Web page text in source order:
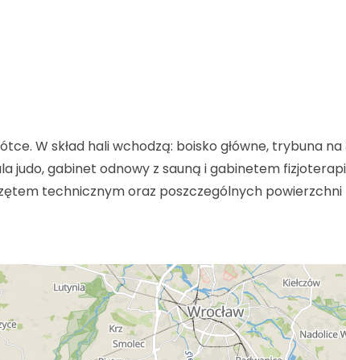
W skład hali wchodzą: boisko główne, trybuna na
judo, gabinet odnowy z sauną i gabinetem
technicznym oraz poszczególnych powierzchni